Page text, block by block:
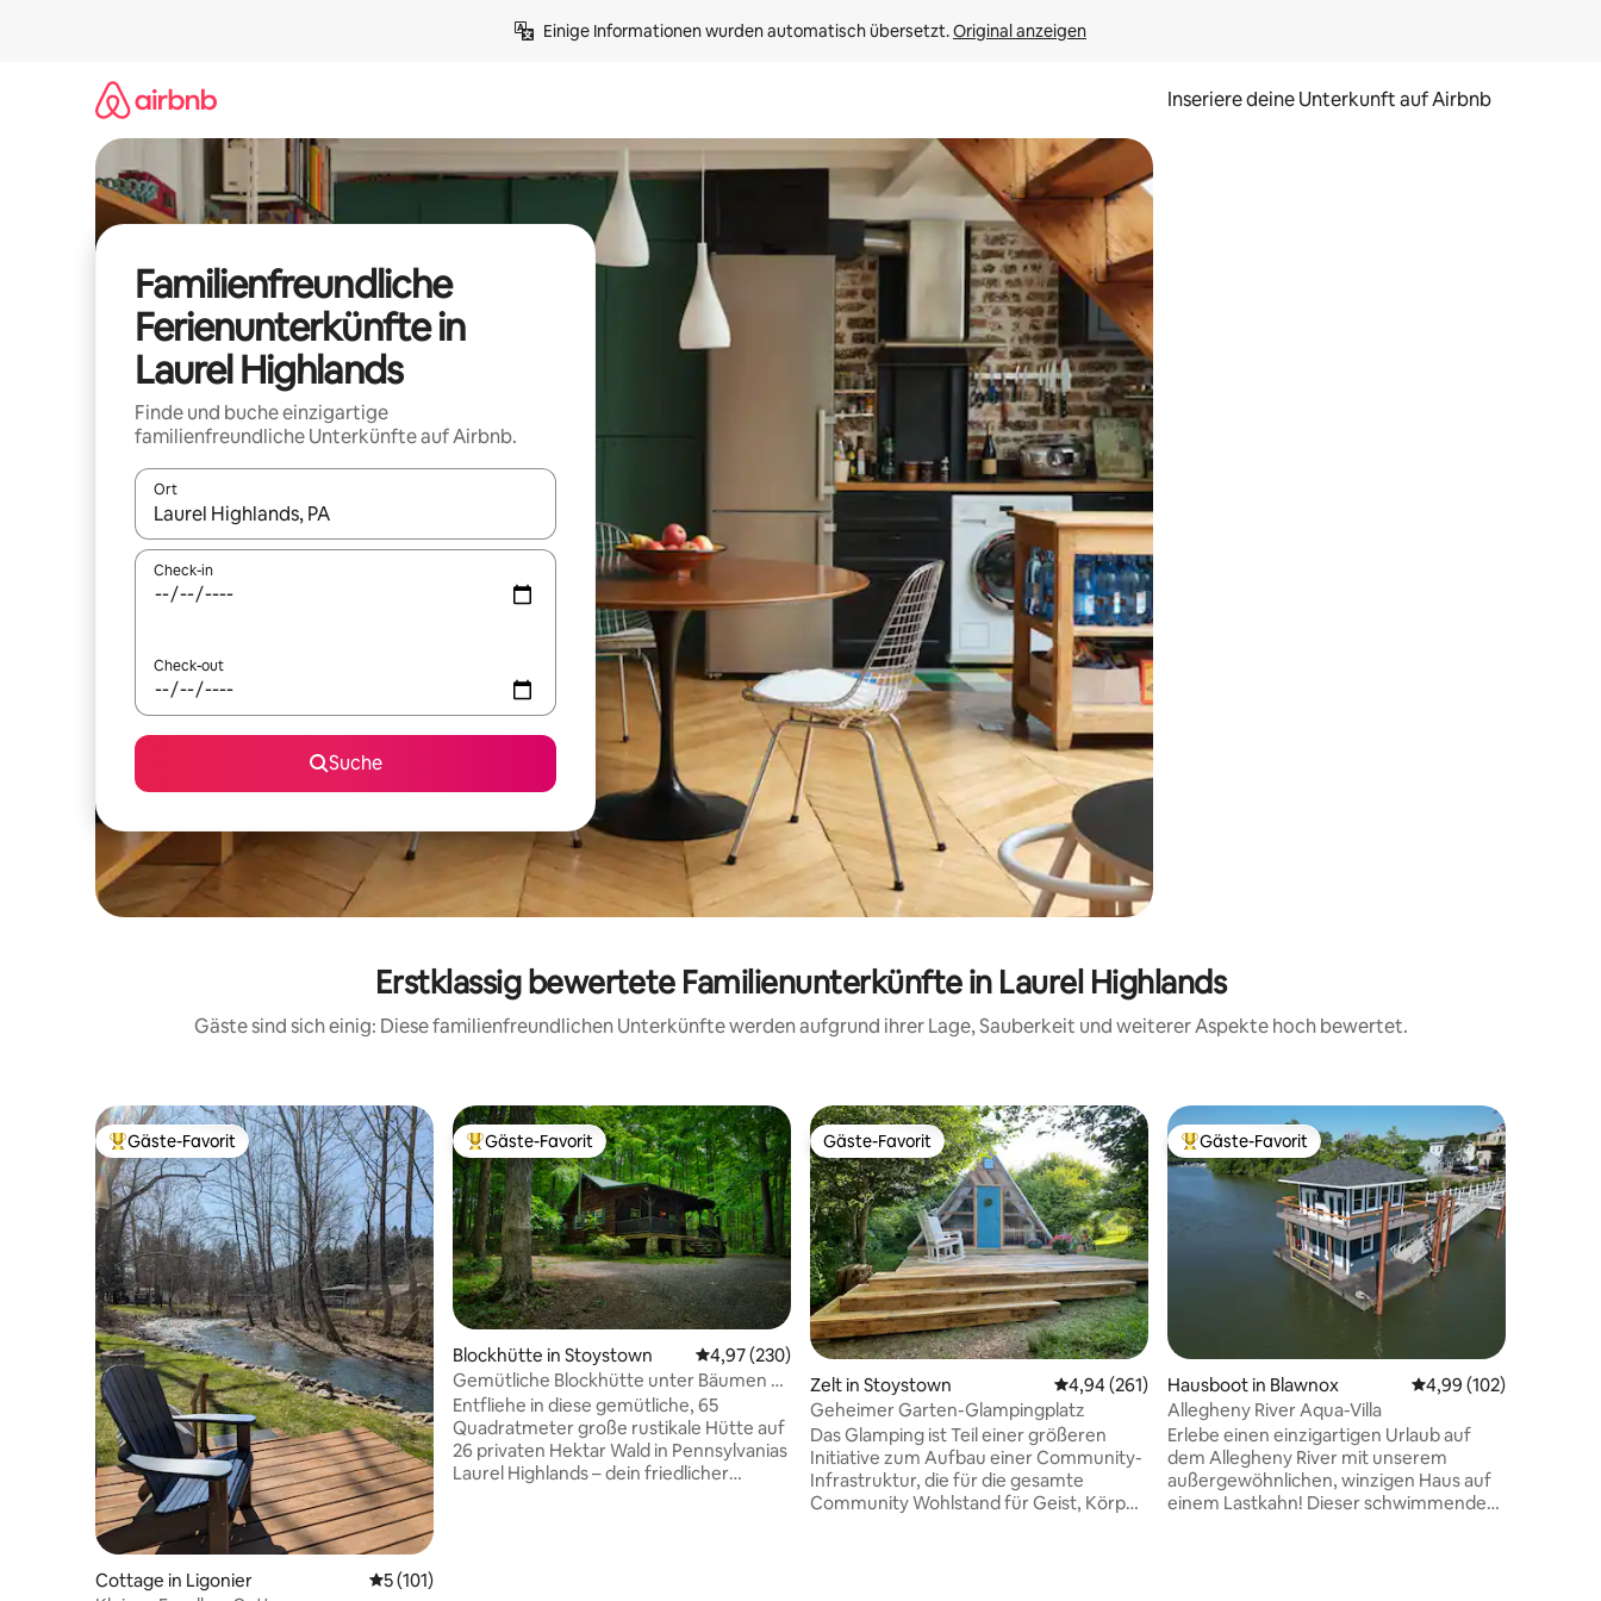
Einige Informationen wurden automatisch übersetzt. Original anzeigen
Inseriere deine Unterkunft auf Airbnb
Familienfreundliche
Ferienunterkünfte in
Laurel Highlands
Finde und buche einzigartige
familienfreundliche Unterkünfte auf Airbnb.
Ort
Wenn Ergebnisse verfügbar sind, navigiere mit den Pfeiltasten nach oben und unten oder erkunde die Ergebnisse durch Berühren oder Wischgesten.
Check-in
Check-out
Suche
Erstklassig bewertete Familienunterkünfte in Laurel Highlands
Gäste sind sich einig: Diese familienfreundlichen Unterkünfte werden aufgrund ihrer Lage, Sauberkeit und weiterer Aspekte hoch bewertet.
Beliebter Gäste-Favorit.
Gäste-Favorit
Cottage in Ligonier Durchschnittliche Bewertung: 5 von 5, 101 Bewertungen
5 (101)
Beliebter Gäste-Favorit.
Gäste-Favorit
Blockhütte in Stoystown Durchschnittliche Bewertung: 4,97 von 5, 230 Bewertungen
4,97 (230)
Gemütliche Blockhütte unter Bäumen –
rustikaler Charme
Entfliehe in diese gemütliche, 65
Quadratmeter große rustikale Hütte auf
26 privaten Hektar Wald in Pennsylvanias
Laurel Highlands – dein friedlicher
Gäste-Favorit
Gäste-Favorit
Zelt in Stoystown Durchschnittliche Bewertung: 4,94 von 5, 261 Bewertungen
4,94 (261)
Geheimer Garten-Glampingplatz
Das Glamping ist Teil einer größeren
Initiative zum Aufbau einer Community-
Infrastruktur, die für die gesamte
Community Wohlstand für Geist, Körper
Beliebter Gäste-Favorit.
Gäste-Favorit
Hausboot in Blawnox Durchschnittliche
4,99 (102)
Allegheny River Aqua-Villa
Erlebe einen einzigartigen Urlaub auf
dem Allegheny River mit unserem
außergewöhnlichen, winzigen Haus auf
einem Lastkahn! Dieser schwimmende